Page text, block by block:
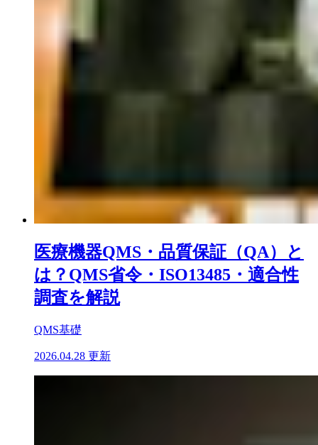
医療機器QMS・品質保証（QA）と
は？QMS省令・ISO13485・適合性
調査を解説
QMS基礎
2026.04.28 更新